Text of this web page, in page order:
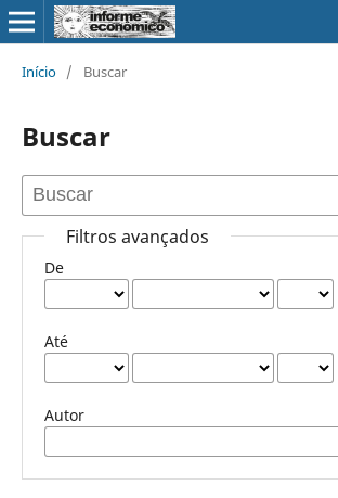
Início / Buscar
Buscar
Filtros avançados
De
Até
Autor